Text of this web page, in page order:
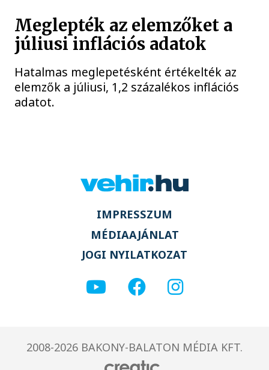
Meglepték az elemzőket a
júliusi inflációs adatok
Hatalmas meglepetésként értékelték az
elemzők a júliusi, 1,2 százalékos inflációs
adatot.
IMPRESSZUM
MÉDIAAJÁNLAT
JOGI NYILATKOZAT
2008-2026 BAKONY-BALATON MÉDIA KFT.